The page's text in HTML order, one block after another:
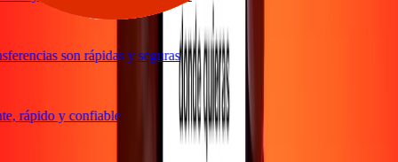
son rápidas y seguras
rápido y confiable